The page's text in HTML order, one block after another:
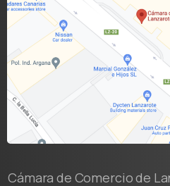
Cámara de Comercio de